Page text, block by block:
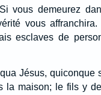
vous demeurez
vous affranchira.
esclaves de
Jésus,
la maison; le fils y